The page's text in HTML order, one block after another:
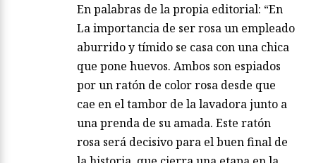
En palabras de la propia editorial: “En
La importancia de ser rosa un empleado
aburrido y tímido se casa con una chica
que pone huevos. Ambos son espiados
por un ratón de color rosa desde que
cae en el tambor de la lavadora junto a
una prenda de su amada. Este ratón
rosa será decisivo para el buen final de